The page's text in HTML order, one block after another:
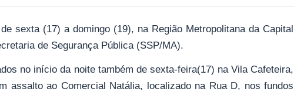
sexta (17) a domingo (19), na Região Metropolitana da Capital
de Segurança Pública (SSP/MA).
no início da noite também de sexta-feira(17) na Vila Cafeteira,
assalto ao Comercial Natália, localizado na Rua D, nos fundos